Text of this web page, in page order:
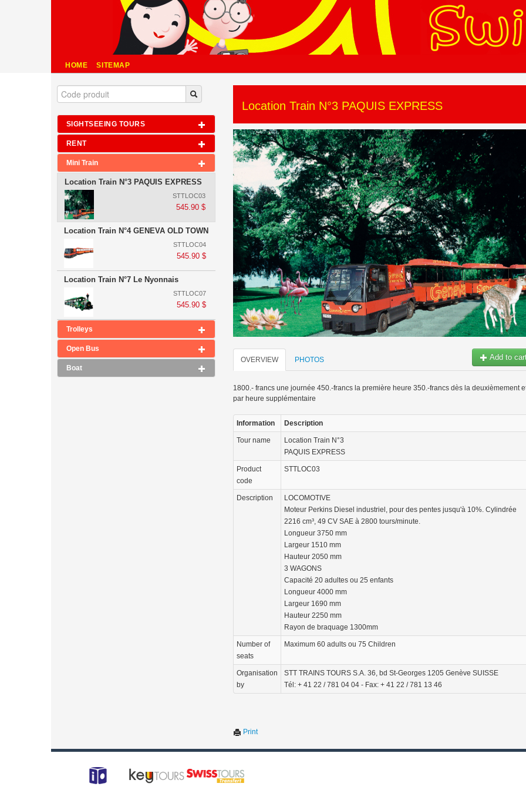
HOME SITEMAP
SIGHTSEEING TOURS
RENT
Mini Train
Location Train N°3 PAQUIS EXPRESS
STTLOC03
545.90 $
Location Train N°4 GENEVA OLD TOWN
STTLOC04
545.90 $
Location Train N°7 Le Nyonnais
STTLOC07
545.90 $
Trolleys
Open Bus
Boat
Location Train N°3 PAQUIS EXPRESS
Add to
OVERVIEW PHOTOS
1800.- francs une journée 450.-francs la première heure 350.-francs dès la deuxièmement
par heure supplémentaire
Information Description
Tour name
Location Train N°3
PAQUIS EXPRESS
Product
code
STTLOC03
Description
LOCOMOTIVE
Moteur Perkins Diesel industriel, pour des pentes jusqu'à 10%. Cylindrée
2216 cm³, 49 CV SAE à 2800 tours/minute.
Longueur 3750 mm
Largeur 1510 mm
Hauteur 2050 mm
3 WAGONS
Capacité 20 adultes ou 25 enfants
Longueur 4000 mm
Largeur 1690 mm
Hauteur 2250 mm
Rayon de braquage 1300mm
Number of
seats
Maximum 60 adults ou 75 Children
Organisation
by
STT TRAINS TOURS S.A. 36, bd St-Georges 1205 Genève SUISSE
Tél: + 41 22 / 781 04 04 - Fax: + 41 22 / 781 13 46
Print